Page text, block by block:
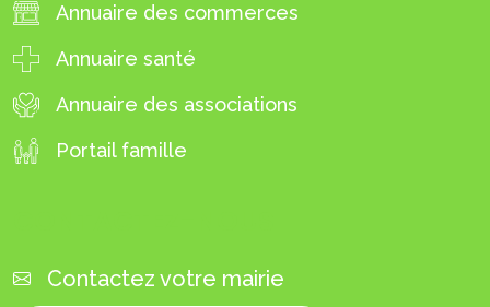
Annuaire des commerces
Annuaire santé
Annuaire des associations
Portail famille
Contactez votre mairie